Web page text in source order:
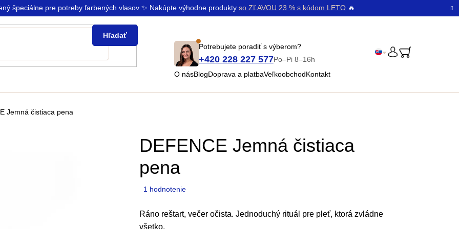
špeciálne pre potreby farbených vlasov ✨ Nakúpte výhodne produkty so ZĽAVOU 23 % s kódom LETO 🔥
Potrebujete poradiť s výberom?
+420 228 227 577Po–Pi 8–16h
PRIHLÁSENIE
O násBlogDoprava a platbaVeľkoobchodKontakt
Hľadať
Jemná čistiaca pena
DEFENCE Jemná čistiaca
pena
Priemerné
produktu
je
1 hodnotenie
Ráno reštart, večer očista. Jednoduchý rituál pre pleť, ktorá zvládne
všetko.